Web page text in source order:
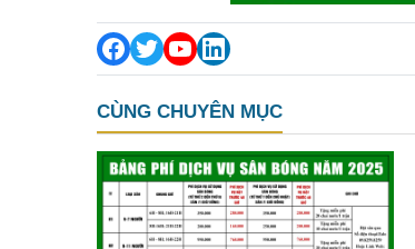
CÙNG CHUYÊN MỤC